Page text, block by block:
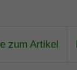
zum Artikel